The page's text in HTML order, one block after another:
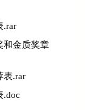
.rar
和金质奖章
表.rar
.doc